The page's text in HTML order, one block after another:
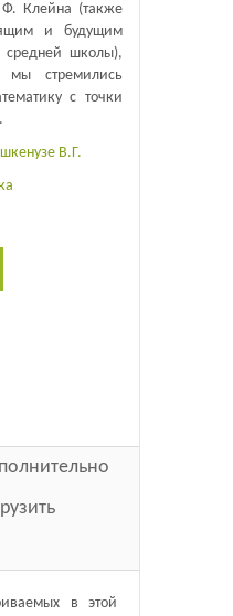
Ф. Клейна (также
и будущим
средней школы),
мы стремились
с точки
В.Г.
в этой